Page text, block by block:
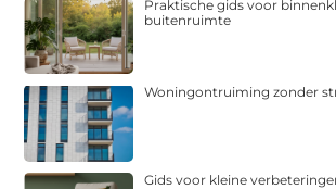
Praktische gids voor
buitenruimte
Woningontruiming zonder
Gids voor kleine